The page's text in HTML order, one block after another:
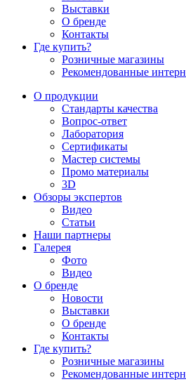
Выставки
О бренде
Контакты
Где купить?
Розничные магазины
Рекомендованные
О продукции
Стандарты качества
Вопрос-ответ
Лаборатория
Сертификаты
Мастер системы
Промо материалы
3D
Обзоры экспертов
Видео
Статьи
Наши партнеры
Галерея
Фото
Видео
О бренде
Новости
Выставки
О бренде
Контакты
Где купить?
Розничные магазины
Рекомендованные